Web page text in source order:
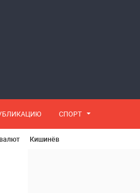
СПОРТ
Кишинёв